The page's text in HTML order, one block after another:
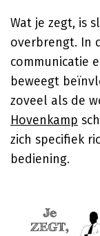
Wat je zegt, is
overbrengt. In
communicatie
beweegt
zoveel als de
Hovenkamp
zich specifiek
bediening.